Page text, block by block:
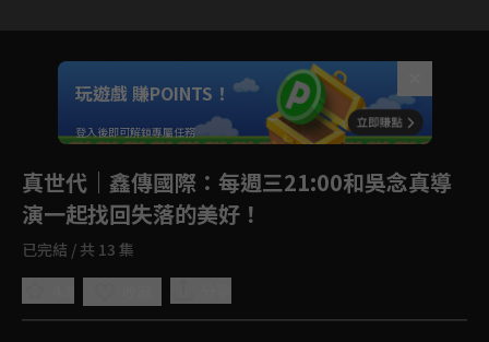
Unmute
玩遊戲 賺POINTS！
登入後即可解鎖專屬任務
真世代｜鑫傳國際 ：每週三21:00和吳念真導
演一起找回失落的美好！
已完結 / 共 13 集